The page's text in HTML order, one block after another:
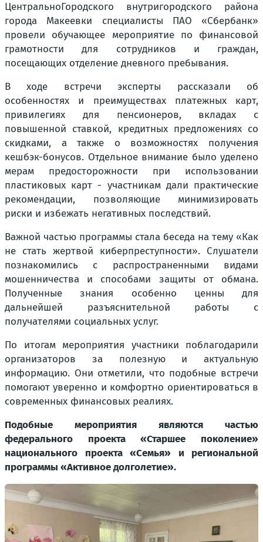
ЦентральноГородского внутригородского района
города Макеевки специалисты ПАО «Сбербанк»
провели обучающее мероприятие по финансовой
грамотности для сотрудников и граждан,
посещающих отделение дневного пребывания.
В ходе встречи эксперты рассказали об
особенностях и преимуществах платежных карт,
привилегиях для пенсионеров, вкладах с
повышенной ставкой, кредитных предложениях со
скидками, а также о возможностях получения
кешбэк-бонусов. Отдельное внимание было уделено
мерам предосторожности при использовании
пластиковых карт - участникам дали практические
рекомендации, позволяющие минимизировать
риски и избежать негативных последствий.
Важной частью программы стала беседа на тему «Как
не стать жертвой киберпреступности». Слушатели
познакомились с распространенными видами
мошенничества и способами защиты от обмана.
Полученные знания особенно ценны для
дальнейшей разъяснительной работы с
получателями социальных услуг.
По итогам мероприятия участники поблагодарили
организаторов за полезную и актуальную
информацию. Они отметили, что подобные встречи
помогают уверенно и комфортно ориентироваться в
современных финансовых реалиях.
Подобные мероприятия являются частью
федерального проекта «Старшее поколение»
национального проекта «Семья» и региональной
программы «Активное долголетие».